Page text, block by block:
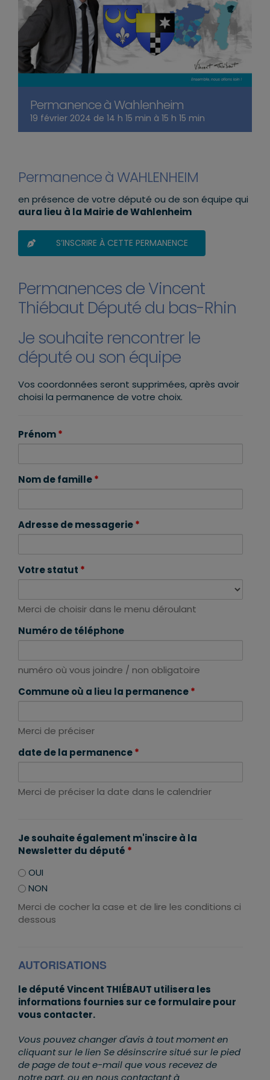
Permanence à Wahlenheim
19 février 2024 de 14 h 15 min à 15 h 15 min
Permanence à WAHLENHEIM
en présence de votre député ou de son équipe qui
aura lieu à la Mairie de Wahlenheim
S’INSCRIRE À CETTE PERMANENCE
Permanences de Vincent
Thiébaut Député du bas-Rhin
Je souhaite rencontrer le
député ou son équipe
Vos coordonnées seront supprimées, après avoir
choisi la permanence de votre choix.
Prénom*
Nom de famille*
Adresse de messagerie*
Votre statut *
Merci de choisir dans le menu déroulant
Numéro de téléphone
numéro où vous joindre / non obligatoire
Commune où a lieu la permanence*
Merci de préciser
date de la permanence*
Merci de préciser la date dans le calendrier
Je souhaite également m'inscire à la
Newsletter du député *
OUI
NON
Merci de cocher la case et de lire les conditions ci
dessous
AUTORISATIONS
le député Vincent THIÉBAUT utilisera les
informations fournies sur ce formulaire pour
vous contacter.
Vous pouvez changer d'avis à tout moment en
cliquant sur le lien Se désinscrire situé sur le pied
de page de tout e-mail que vous recevez de
notre part, ou en nous contactant à